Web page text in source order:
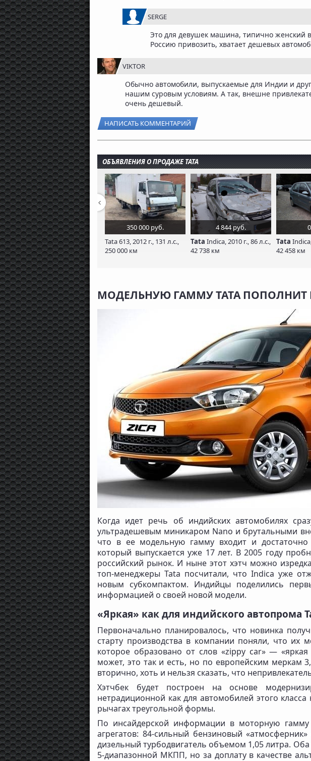
SERGE
Это для девушек машина, типично женский
Россию привозить, хватает дешевых
VIKTOR
Обычно автомобили, выпускаемые для Индии и
нашим суровым условиям. А так, внешне
очень дешевый.
НАПИСАТЬ КОММЕНТАРИЙ
ОБЪЯВЛЕНИЯ О ПРОДАЖЕ TATA
350 000 руб.
Tata 613, 2012 г., 131 л.с.,
250 000 км
4 844 руб.
Tata Indica, 2010 г., 86 л.с.,
42 738 км
Tata
42 458 км
МОДЕЛЬНУЮ ГАММУ TATA ПОПОЛНИТ
Когда идет речь об индийских автомобилях
ультрадешевым миникаром Nano и брутальными
что в ее модельную гамму входит и достаточно
который выпускается уже 17 лет. В 2005 году
российский рынок. И ныне этот хэтч можно
топ-менеджеры Tata посчитали, что Indica уже
новым субкомпактом. Индийцы поделились
информацией о своей новой модели.
«Яркая» как для индийского автопрома
Первоначально планировалось, что новинка
старту производства в компании поняли, что их
которое образовано от слов «zippy car» —
может, это так и есть, но по европейским меркам
вторично, хоть и нельзя сказать, что
Хэтчбек будет построен на основе
нетрадиционной как для автомобилей этого
рычагах треугольной формы.
По инсайдерской информации в моторную
агрегатов: 84-сильный бензиновый
дизельный турбодвигатель объемом 1,05 литра.
5-диапазонной МКПП, но за доплату в качестве